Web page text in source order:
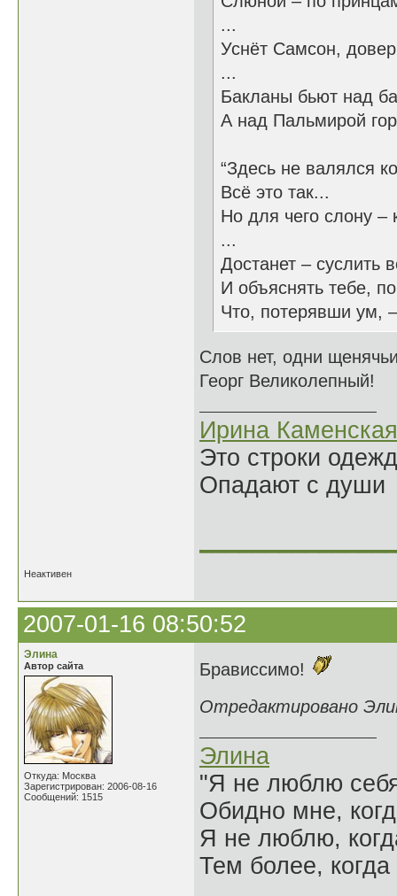
...
Уснёт Самсон,
...
Бакланы бьют над
А над Пальмирой
“Здесь не валялся
Всё это так...
Но для чего слону –
...
Достанет – суслить
И объяснять тебе,
Что, потерявши ум,
Слов нет, одни
Георг Великолепный!
Ирина Каменская
Это строки
Опадают с души
Неактивен
2007-01-16 08:50:52
Элина
Автор сайта
Откуда: Москва
Зарегистрирован: 2006-08-16
Сообщений: 1515
Брависсимо!
Отредактировано
Элина
"Я не люблю
Обидно мне,
Я не люблю,
Тем более,